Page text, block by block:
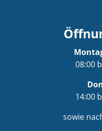
08:00
14:00
sowie